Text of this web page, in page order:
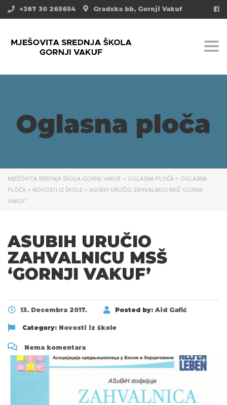
Gradska bb, Gornji Vakuf
+387 30 265654
Oglasna ploča
MJEŠOVITA SREDNJA ŠKOLA GORNJI VAKUF > OGLASNA PLOČA > OGLASNA
PLOČA > NOVOSTI IZ ŠKOLE > ASUBIH URUČIO ZAHVALNICU MSŠ ‘GORNJI
VAKUF’
ASUBIH URUČIO
ZAHVALNICU MSŠ
‘GORNJI VAKUF’
13. Decembra 2017. Posted by: Aid Gafić
Category: Novosti iz škole
Nema komentara